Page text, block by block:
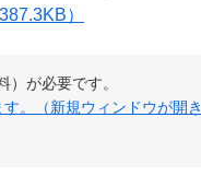
）
が必要です。
。（新規ウィンドウが開き